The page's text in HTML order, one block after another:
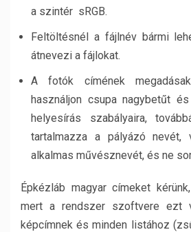
a szintér sRGB.
Feltöltésnél a fájlnév bármi
átnevezi a fájlokat.
A fotók címének
használjon csupa nagybetűt
helyesírás szabályaira,
tartalmazza a pályázó nevét,
alkalmas művésznevét, és ne
Épkézláb magyar címeket
mert a rendszer szoftvere ezt
képcímnek és minden listához